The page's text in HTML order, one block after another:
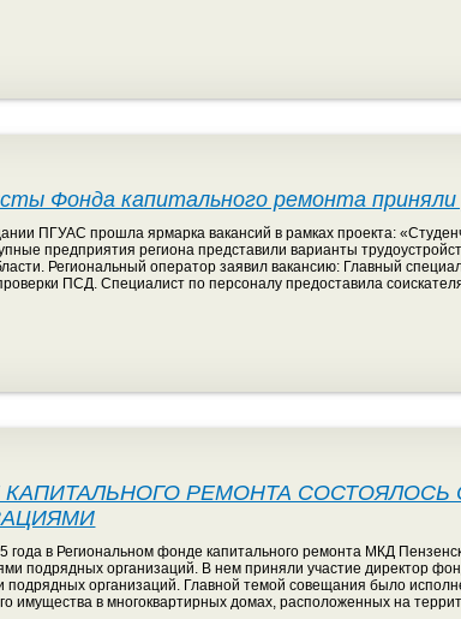
Фонда капитального ремонта приняли
ПГУАС прошла ярмарка вакансий в рамках проекта:
предприятия региона представили варианты
Региональный оператор заявил вакансию: Главный
ПСД. Специалист по персоналу предоставила
КАПИТАЛЬНОГО РЕМОНТА
года в Региональном фонде капитального ремонта МКД
подрядных организаций. В нем приняли участие директор
подрядных организаций. Главной темой совещания было
имущества в многоквартирных домах, расположенных на